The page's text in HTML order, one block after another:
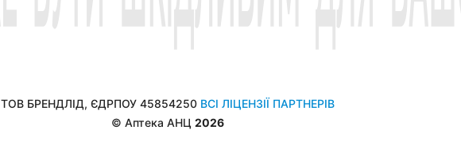
ТОВ БРЕНДЛІД, ЄДРПОУ 45854250 ВСІ ЛІЦЕНЗІЇ ПАРТНЕРІВ
© Аптека АНЦ 2026